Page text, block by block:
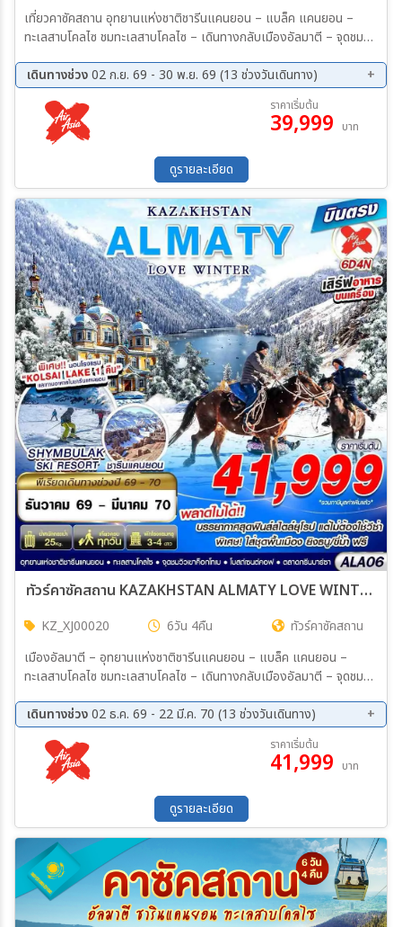
เที่ยวคาซัคสถาน อุทยานแห่งชาติชารีนแคนยอน – แบล็ค แคนยอน –
ทะเลสาบโคลไซ ชมทะเลสาบโคลไซ – เดินทางกลับเมืองอัลมาตี – จุดชมวิว
รีสอร์ท สวนสาธารณะพานฟิลอฟ – อนุสรณ์สถานพานฟิลอฟ – โบสถ์
เซนต์คอฟ – ร้านขนมช็อคโกแลต – ตลาดกรีนบาซาร์ – ศูนย์การค้า
เดินทางช่วง02 ก.ย. 69 - 30 พ.ย. 69 (13 ช่วงวันเดินทาง)
02 ก.ย. 69 - 07 ก.ย. 69
09 ก.ย. 69 - 14 ก.ย. 69
16 ก.ย. 69 - 21 ก.ย. 69
23 ก.ย. 69 - 28 ก.ย. 69
30 ก.ย. 69 - 05 ต.ค. 69
07 ต.ค. 69 - 12 ต.ค. 69
14 ต.ค. 69 - 19 ต.ค. 69
04 พ.ย. 69 - 09 พ.ย. 69
11 พ.ย. 69 - 16 พ.ย. 69
18 พ.ย. 69 - 23 พ.ย. 69
25 พ.ย. 69 - 30 พ.ย. 69
ราคาเริ่มต้น
39,999 บาท
ดูรายละเอียด
ทัวร์คาซัคสถาน KAZAKHSTAN ALMATY LOVE WINTER 6วัน 4คืน (XJ)
KZ_XJ00020 6วัน 4คืน
ทัวร์คาซัคสถาน
เมืองอัลมาตี – อุทยานแห่งชาติชารีนแคนยอน – แบล็ค แคนยอน –
ทะเลสาบโคลไซ ชมทะเลสาบโคลไซ – เดินทางกลับเมืองอัลมาตี – จุดชมวิว
สกีรีสอร์ท สวนสาธารณะพานฟิลอฟ – อนุสรณ์สถานพานฟิลอฟ – โบสถ์
เซนต์คอฟ – ร้านขนมช็อคโกแลต – ตลาดกรีนบาซาร์ – ศูนย์การค้า – ท่า
อากาศยานนานาชาติอัลมาตี
เดินทางช่วง02 ธ.ค. 69 - 22 มี.ค. 70 (13 ช่วงวันเดินทาง)
02 ธ.ค. 69 - 07 ธ.ค. 69
28 ธ.ค. 69 - 02 ม.ค. 70
30 ธ.ค. 69 - 04 ม.ค. 70
13 ม.ค. 70 - 18 ม.ค. 70
20 ม.ค. 70 - 25 ม.ค. 70
27 ม.ค. 70 - 01 ก.พ. 70
10 ก.พ. 70 - 15 ก.พ. 70
24 ก.พ. 70 - 01 มี.ค 70
03 มี.ค 70 - 08 มี.ค 70
10 มี.ค 70 - 15 มี.ค 70
17 มี.ค 70 - 22 มี.ค 70
ราคาเริ่มต้น
41,999 บาท
ดูรายละเอียด